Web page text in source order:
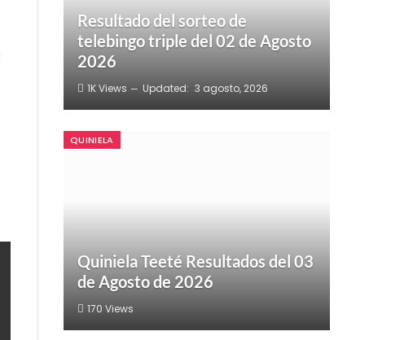
Resultado del sorteo de
telebingo triple del 02 de Agosto
2026
1KViews Updated: 3 agosto, 2026
QUINIELA
Quiniela Teeté Resultados del 03
de Agosto de 2026
170 Views